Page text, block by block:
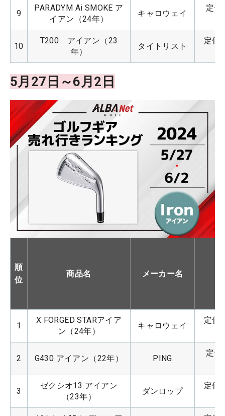
9
PARADYM Ai SMOKE ア
イアン（24年）
キャロウェイ
定価
10
T200　アイアン（23
年）
タイトリスト
定価
5月27日～6月2日
順
位
商品名 メーカー名
1
X FORGED STARアイア
ン（24年）
キャロウェイ
定価
2 G430 アイアン（22年） PING
定価
3
ゼクシオ13 アイアン
（23年）
ダンロップ
定価